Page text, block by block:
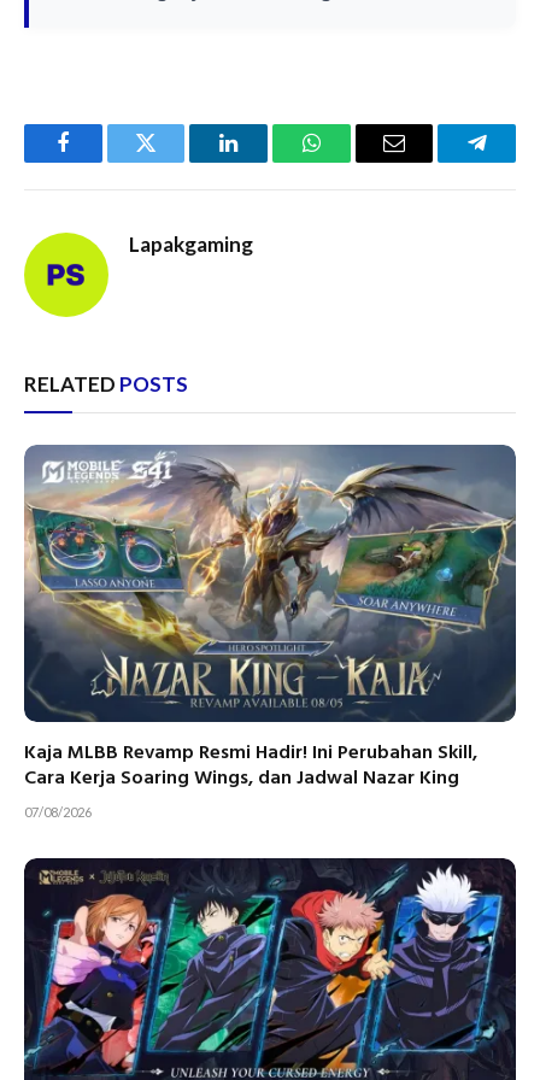
FacebookTwitter LinkedInWhatsAppEmail
Lapakgaming
RELATED POSTS
Kaja MLBB Revamp Resmi Hadir! Ini Perubahan Skill,
Cara Kerja Soaring Wings, dan Jadwal Nazar King
07/08/2026